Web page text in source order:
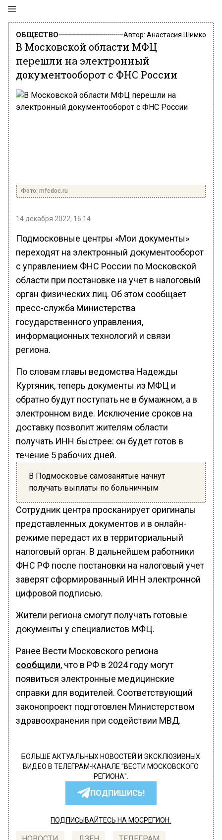
ОБЩЕСТВО Автор: Анастасия Шимко
В Московской области МФЦ
перешли на электронный
документооборот с ФНС России
Фото: mfcdoc.ru
14 декабря 2022, 16:14
Подмосковные центры «Мои документы»
переходят на электронный документооборот
с управлением ФНС России по Московской
области при постановке на учет в налоговый
орган физических лиц. Об этом сообщает
пресс-служба Министерства
государственного управления,
информационных технологий и связи
региона.
По словам главы ведомства Надежды
Куртяник, теперь документы из МФЦ и
обратно будут поступать не в бумажном, а в
электронном виде. Исключение сроков на
доставку позволит жителям области
получать ИНН быстрее: он будет готов в
течение 5 рабочих дней.
В Подмосковье самозанятые начнут
получать выплаты по больничным
Сотрудник центра просканирует оригиналы
представленных документов и в онлайн-
режиме передаст их в территориальный
налоговый орган. В дальнейшем работники
ФНС РФ после постановки на налоговый учет
заверят сформированный ИНН электронной
цифровой подписью.
Жители региона смогут получать готовые
документы у специалистов МФЦ.
Ранее Вести Московского региона
сообщили, что в РФ в 2024 году могут
появиться электронные медицинские
справки для водителей. Соответствующий
законопроект подготовлен Министерством
здравоохранения при содействии МВД.
БОЛЬШЕ АКТУАЛЬНЫХ НОВОСТЕЙ И ЭКСКЛЮЗИВНЫХ
ВИДЕО В ТЕЛЕГРАМ-КАНАЛЕ "ВЕСТИ МОСКОВСКОГО
РЕГИОНА".
ПОДПИШИСЬ!
ПОДПИСЫВАЙТЕСЬ НА МОСРЕГИОН: